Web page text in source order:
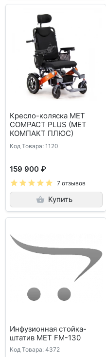
Кресло-коляска MET
COMPACT PLUS (МЕТ
КОМПАКТ ПЛЮС)
Код Товара: 1120
159 900 ₽
7 отзывов
Купить
Инфузионная стойка-
штатив МЕТ FM-130
Код Товара: 4372